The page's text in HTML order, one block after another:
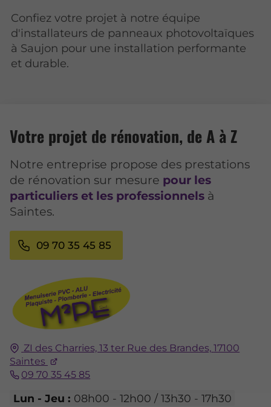
Confiez votre projet à notre équipe
d'installateurs de panneaux photovoltaïques
à Saujon pour une installation performante
et durable.
ZI des Charries, 13 ter Rue des Brandes, 17100
Saintes
09 70 35 45 85
Lun - Jeu : 08h00 - 12h00 / 13h30 - 17h30
Votre projet de rénovation, de A à Z
Notre entreprise propose des prestations
de rénovation sur mesure pour les
particuliers et les professionnels à
Saintes.
09 70 35 45 85